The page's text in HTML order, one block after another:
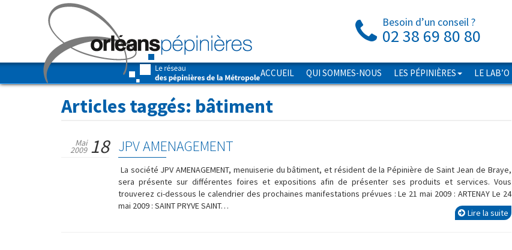
Besoin d’un conseil ?
02 38 69 80 80
ACCUEIL QUI SOMMES-NOUS LES PÉPINIÈRES LE LAB’O
Articles taggés: bâtiment
JPV AMENAGEMENT
Mai
2009 18
La société JPV AMENAGEMENT, menuiserie du bâtiment, et résident de la Pépinière de Saint Jean de Braye,
sera présente sur différentes foires et expositions afin de présenter ses produits et services. Vous
trouverez ci-dessous le calendrier des prochaines manifestations prévues : Le 21 mai 2009 : ARTENAY Le 24
mai 2009 : SAINT PRYVE SAINT…
Lire la suite